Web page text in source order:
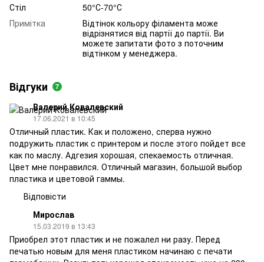
Стіл
50°С-70°С
Примітка
Відтінок кольору філамента може
відрізнятися від партії до партії. Ви
можете запитати фото з поточним
відтінком у менеджера.
Відгуки 7
Валерий Ковалевский
17.06.2021 в 10:45
Отличный пластик. Как и положено, сперва нужно
подружить пластик с принтером и после этого пойдет все
как по маслу. Адгезия хорошая, спекаемость отличная.
Цвет мне понравился. Отличный магазин, большой выбор
пластика и цветовой гаммы.
Відповісти
Мирослав
15.03.2019 в 13:43
Приобрел этот пластик и не пожалел ни разу. Перед
печатью новым для меня пластиком начинаю с печати